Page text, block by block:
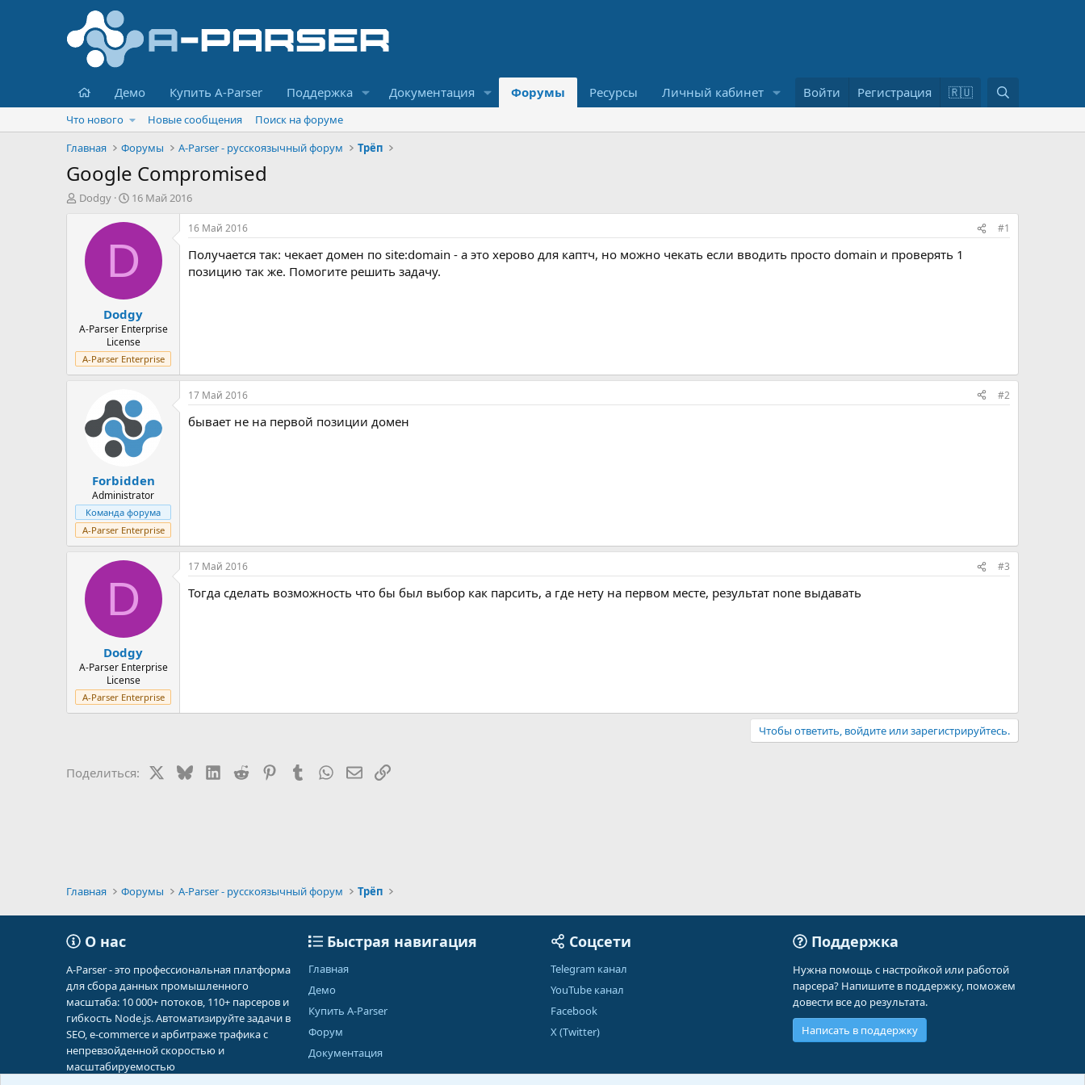
Главная
Демо Купить A-Parser Поддержка Документация Форумы Ресурсы Личный кабинет Войти Регистрация 🇷🇺
о
Что нового Новые сообщения
Поиск на форуме
Главная
Форумы A-Parser - русскоязычный форум Трёп
Google Compromised
А
Dodgy
Д
т
н
а
а
л
а
16 Май 2016
D
Dodgy
A-Parser Enterprise
License
A-Parser Enterprise
16 Май 2016 #1
Получается так: чекает домен по site:domain - а это херово для каптч, но можно чекать если вводить просто domain и проверять 1
позицию так же. Помогите решить задачу.
Forbidden
Administrator
Команда форума
A-Parser Enterprise
17 Май 2016 #2
бывает не на первой позиции домен
D
Dodgy
A-Parser Enterprise
License
A-Parser Enterprise
17 Май 2016 #3
Тогда сделать возможность что бы был выбор как парсить, а где нету на первом месте, результат none выдавать
Чтобы ответить, войдите или зарегистрируйтесь.
Поделиться: BlueskyLinkedIn
Reddit PinterestTumblrWhatsAppЭлектронная почта
Ссылка
Главная Форумы A-Parser - русскоязычный форум Трёп
О нас
A-Parser - это профессиональная платформа
для сбора данных промышленного
масштаба: 10 000+ потоков, 110+ парсеров и
гибкость Node.js. Автоматизируйте задачи в
SEO, e-commerce и арбитраже трафика с
непревзойденной скоростью и
масштабируемостью
Быстрая навигация
Главная
Демо
Купить A-Parser
Форум
Документация
Соцсети
Telegram канал
YouTube канал
Facebook
X (Twitter)
Поддержка
Нужна помощь с настройкой или работой
парсера? Напишите в поддержку, поможем
довести все до результата.
Написать в поддержку